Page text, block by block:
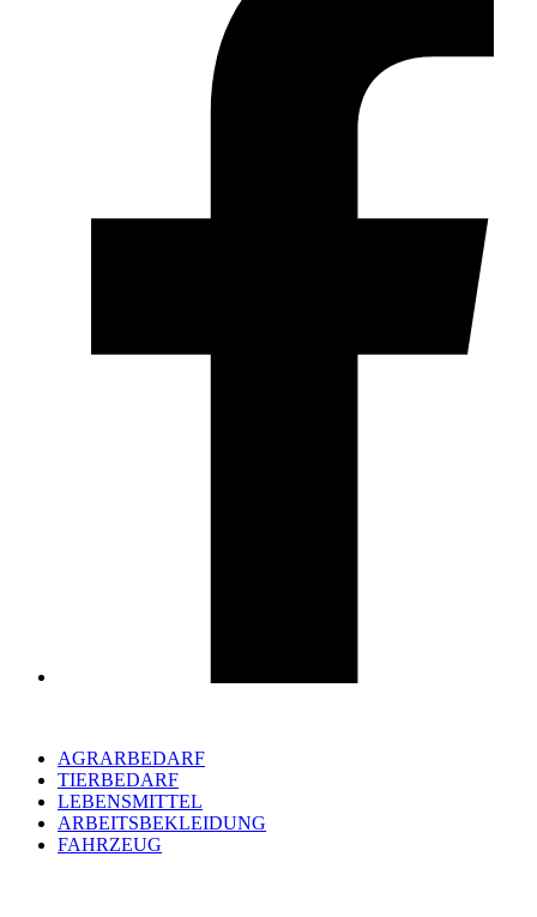
AGRARBEDARF
TIERBEDARF
LEBENSMITTEL
ARBEITSBEKLEIDUNG
FAHRZEUG